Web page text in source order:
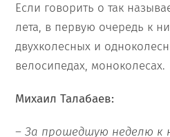
Если говорить о так
лета, в первую очередь к
двухколесных и
велосипедах, моноколесах.
Михаил Талабаев:
– За прошедшую неделю к